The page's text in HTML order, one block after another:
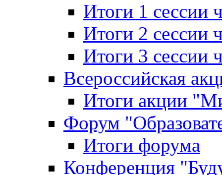
Итоги 1 сессии
Итоги 2 сессии
Итоги 3 сессии
Всероссийская
Итоги акции
Форум
Итоги форума
Конференция